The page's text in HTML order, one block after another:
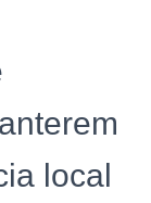
local